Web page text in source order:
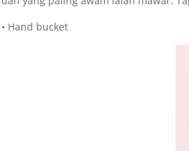
• Hand bucket